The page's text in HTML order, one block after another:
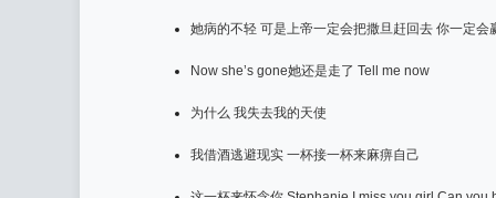
她病的不轻 可是上帝一定会把撒旦赶回去 你一定会
Now she’s gone她还是走了 Tell me now
为什么 我失去我的天使
我借酒逃避现实 一杯接一杯来麻痹自己